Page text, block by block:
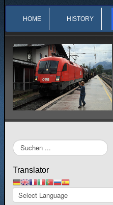
HOME HISTORY
Suchen
...
Translator